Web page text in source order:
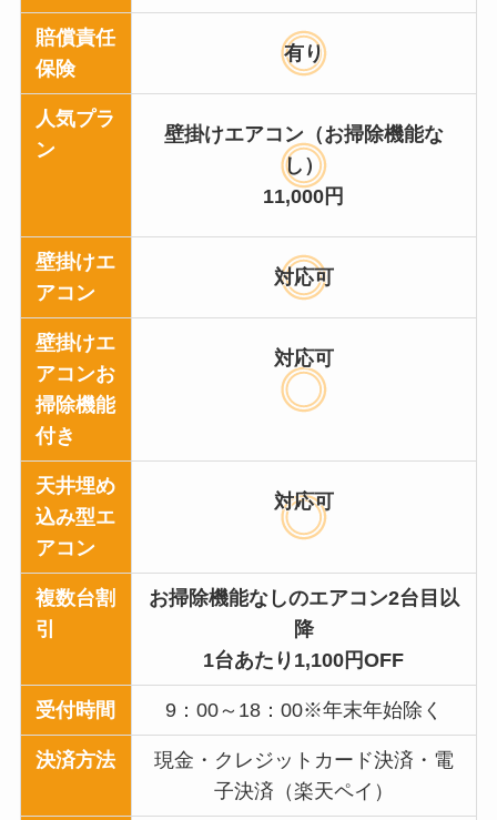
賠償責任
保険
有り
人気プラ
ン
壁掛けエアコン（お掃除機能な
し）
11,000円
壁掛けエ
アコン
対応可
壁掛けエ
アコンお
掃除機能
付き
対応可
天井埋め
込み型エ
アコン
対応可
複数台割
引
お掃除機能なしのエアコン2台目以
降
1台あたり1,100円OFF
受付時間 9：00～18：00※年末年始除く
決済方法
現金・クレジットカード決済・電
子決済（楽天ペイ）